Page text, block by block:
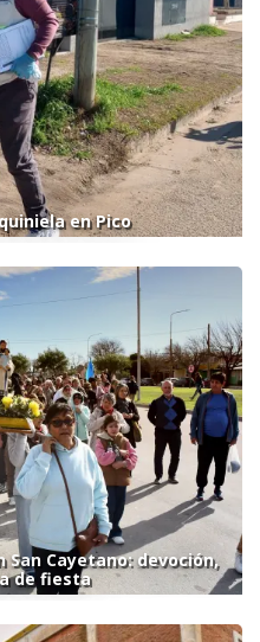
en Pico
Cayetano: devoción,
de fiesta